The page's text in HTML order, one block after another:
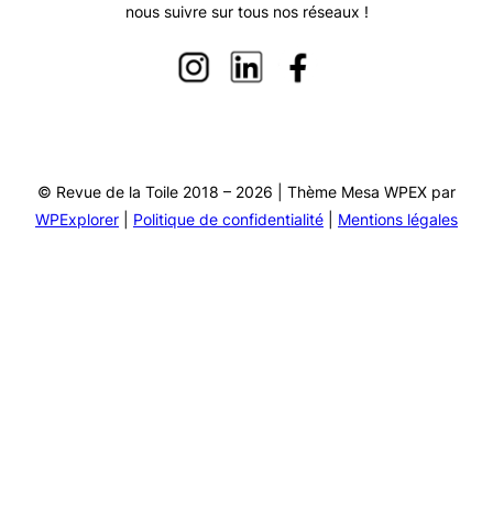
nous suivre sur tous nos réseaux !
© Revue de la Toile 2018 – 2026 | Thème Mesa WPEX par
WPExplorer
Politique de confidentialité Mentions légales